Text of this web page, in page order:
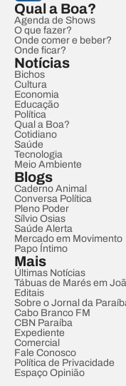
Qual a Boa?
Agenda de Shows
O que fazer?
Onde comer e beber?
Onde ficar?
Notícias
Bichos
Cultura
Economia
Educação
Política
Qual a Boa?
Cotidiano
Saúde
Tecnologia
Meio Ambiente
Blogs
Caderno Animal
Conversa Política
Pleno Poder
Sílvio Osias
Saúde Alerta
Mercado em Movimento
Papo Íntimo
Mais
Últimas Notícias
Tábuas de Marés em
Editais
Sobre o Jornal da
Cabo Branco FM
CBN Paraíba
Expediente
Comercial
Fale Conosco
Política de Privacidade
Espaço Opinião